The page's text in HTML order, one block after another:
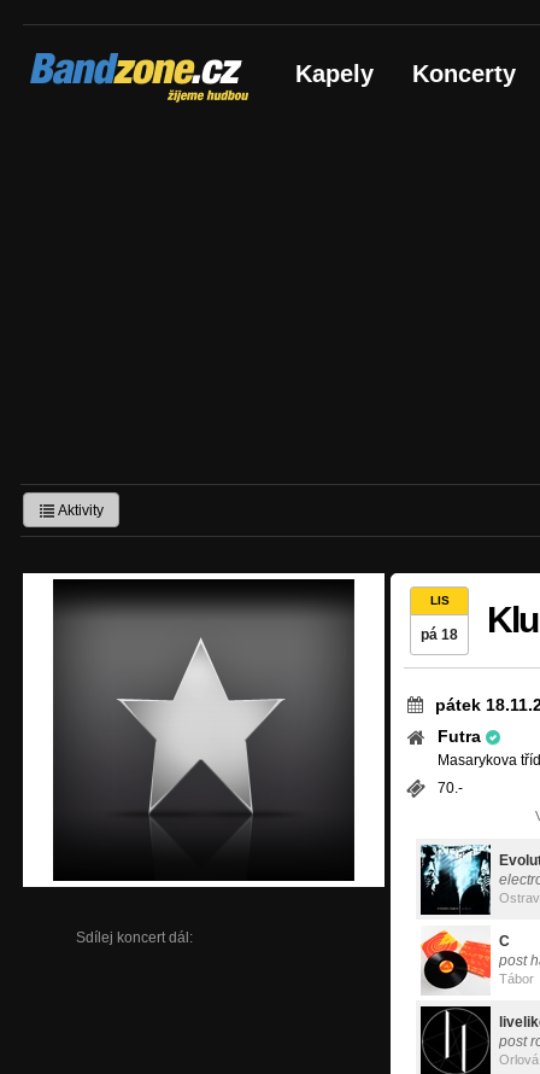
Bandzone.cz
žijeme hudbou Kapely Koncerty
Aktivity
Sdílej koncert dál:
LIS
pá 18
pátek
Futra
Masarykova
70.-
C
post
Tábor
post
Orlová